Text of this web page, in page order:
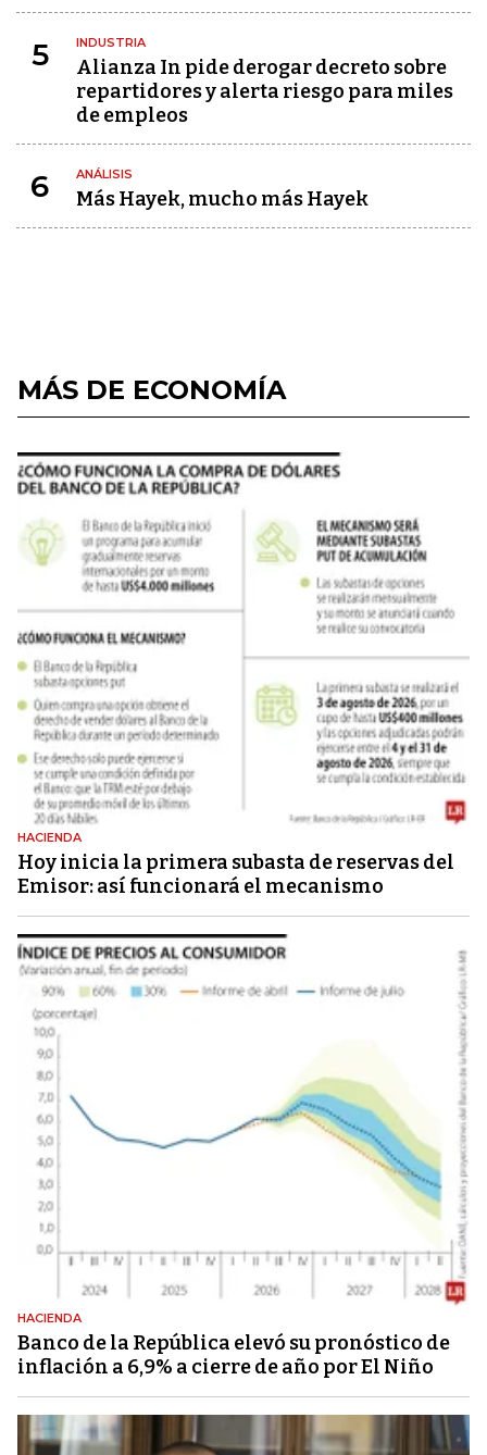
5 INDUSTRIA
Alianza In pide derogar decreto sobre
repartidores y alerta riesgo para miles
de empleos
6 ANÁLISIS
Más Hayek, mucho más Hayek
MÁS DE ECONOMÍA
HACIENDA
Hoy inicia la primera subasta de reservas del
Emisor: así funcionará el mecanismo
HACIENDA
Banco de la República elevó su pronóstico de
inflación a 6,9% a cierre de año por El Niño